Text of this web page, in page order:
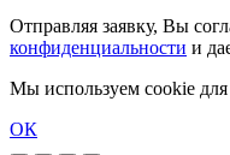
Отправляя заявку, Вы
конфиденциальности и
Мы используем cookie
ОК